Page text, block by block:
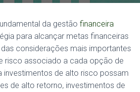
da gestão financeira
para alcançar metas financeiras
considerações mais importantes
risco associado a cada opção de
investimentos de alto risco possam
de alto retorno, investimentos de